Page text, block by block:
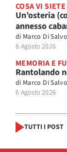
COSA VI
Un’osteria
annesso
di Marco Di Salvo
8 Agosto 2026
MEMORIA E
Rantolando
di Marco Di Salvo
6 Agosto 2026
TUTTI I POST